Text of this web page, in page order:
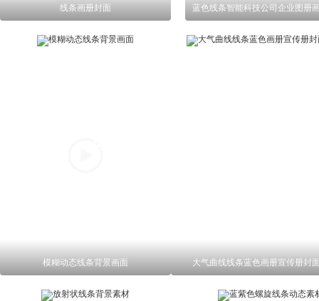
线条画册封面
模糊动态线条背景画面 大气曲线线条蓝色画册宣传册封